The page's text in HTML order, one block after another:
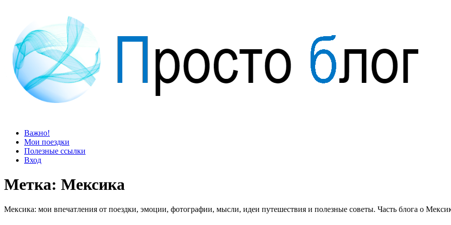
Просто блог
Мир удивительней, чем кажется
Важно!
Мои поездки
Полезные ссылки
Вход
Метка: Мексика
Мексика: мои впечатления от поездки, эмоции, фотографии, мысли, идеи путешествия и полезные советы. Часть блога о